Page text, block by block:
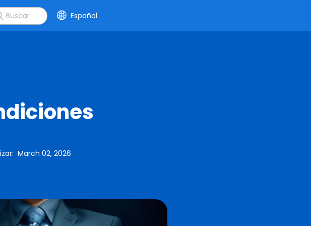
Español
:March 02, 2026